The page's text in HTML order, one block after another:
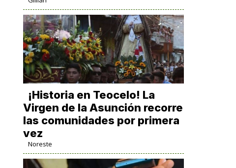
​¡Historia en Teocelo! La
Virgen de la Asunción recorre
las comunidades por primera
vez
Noreste